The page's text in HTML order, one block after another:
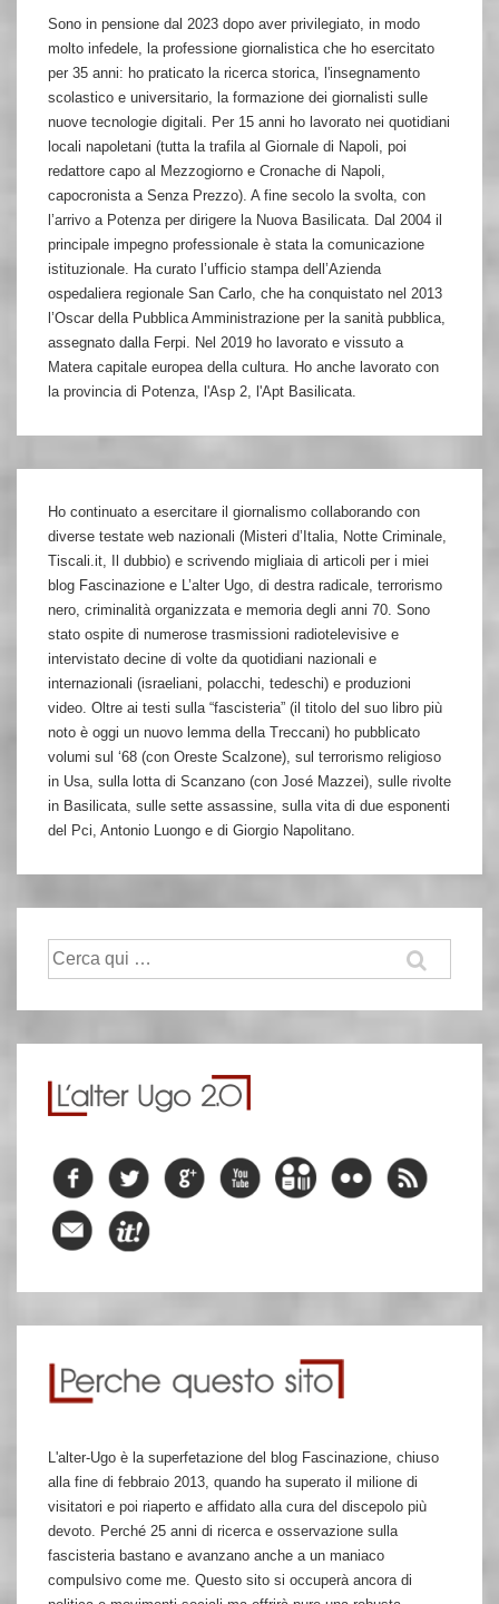
Sono in pensione dal 2023 dopo aver privilegiato, in modo
molto infedele, la professione giornalistica che ho esercitato
per 35 anni: ho praticato la ricerca storica, l'insegnamento
scolastico e universitario, la formazione dei giornalisti sulle
nuove tecnologie digitali. Per 15 anni ho lavorato nei quotidiani
locali napoletani (tutta la trafila al Giornale di Napoli, poi
redattore capo al Mezzogiorno e Cronache di Napoli,
capocronista a Senza Prezzo). A fine secolo la svolta, con
l’arrivo a Potenza per dirigere la Nuova Basilicata. Dal 2004 il
principale impegno professionale è stata la comunicazione
istituzionale. Ha curato l’ufficio stampa dell’Azienda
ospedaliera regionale San Carlo, che ha conquistato nel 2013
l’Oscar della Pubblica Amministrazione per la sanità pubblica,
assegnato dalla Ferpi. Nel 2019 ho lavorato e vissuto a
Matera capitale europea della cultura. Ho anche lavorato con
la provincia di Potenza, l'Asp 2, l'Apt Basilicata.
Ho continuato a esercitare il giornalismo collaborando con
diverse testate web nazionali (Misteri d’Italia, Notte Criminale,
Tiscali.it, Il dubbio) e scrivendo migliaia di articoli per i miei
blog Fascinazione e L’alter Ugo, di destra radicale, terrorismo
nero, criminalità organizzata e memoria degli anni 70. Sono
stato ospite di numerose trasmissioni radiotelevisive e
intervistato decine di volte da quotidiani nazionali e
internazionali (israeliani, polacchi, tedeschi) e produzioni
video. Oltre ai testi sulla “fascisteria” (il titolo del suo libro più
noto è oggi un nuovo lemma della Treccani) ho pubblicato
volumi sul ‘68 (con Oreste Scalzone), sul terrorismo religioso
in Usa, sulla lotta di Scanzano (con José Mazzei), sulle rivolte
in Basilicata, sulle sette assassine, sulla vita di due esponenti
del Pci, Antonio Luongo e di Giorgio Napolitano.
Cerca:
L'alter-Ugo è la superfetazione del blog Fascinazione, chiuso
alla fine di febbraio 2013, quando ha superato il milione di
visitatori e poi riaperto e affidato alla cura del discepolo più
devoto. Perché 25 anni di ricerca e osservazione sulla
fascisteria bastano e avanzano anche a un maniaco
compulsivo come me. Questo sito si occuperà ancora di